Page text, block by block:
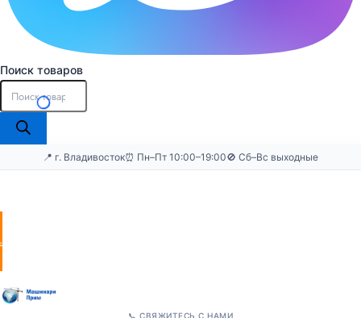
Поиск товаров
📍 г. Владивосток⏰ Пн–Пт 10:00–19:00🚫 Сб–Вс выходные
заявку
📞 СВЯЖИТЕСЬ С НАМИ